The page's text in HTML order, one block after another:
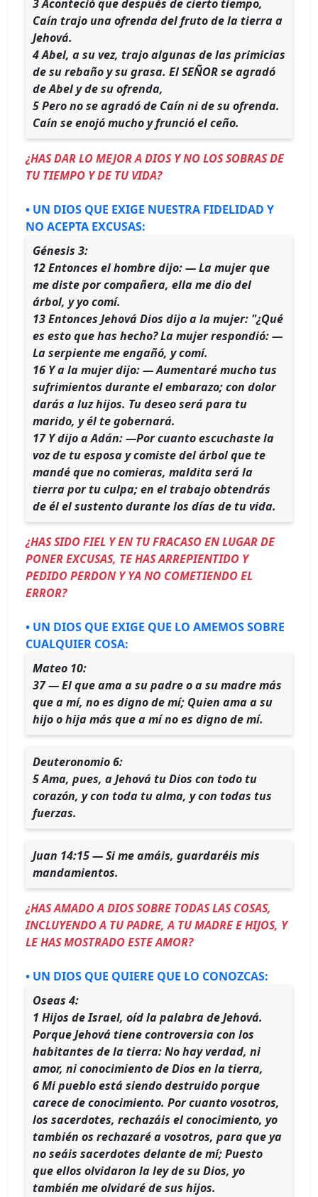
3 Aconteció que después de cierto tiempo,
Caín trajo una ofrenda del fruto de la tierra a
Jehová.
4 Abel, a su vez, trajo algunas de las primicias
de su rebaño y su grasa. El SEÑOR se agradó
de Abel y de su ofrenda,
5 Pero no se agradó de Caín ni de su ofrenda.
Caín se enojó mucho y frunció el ceño.
¿HAS DAR LO MEJOR A DIOS Y NO LOS SOBRAS DE
TU TIEMPO Y DE TU VIDA?
• UN DIOS QUE EXIGE NUESTRA FIDELIDAD Y
NO ACEPTA EXCUSAS:
Génesis 3:
12 Entonces el hombre dijo: — La mujer que
me diste por compañera, ella me dio del
árbol, y yo comí.
13 Entonces Jehová Dios dijo a la mujer: "¿Qué
es esto que has hecho? La mujer respondió: —
La serpiente me engañó, y comí.
16 Y a la mujer dijo: — Aumentaré mucho tus
sufrimientos durante el embarazo; con dolor
darás a luz hijos. Tu deseo será para tu
marido, y él te gobernará.
17 Y dijo a Adán: —Por cuanto escuchaste la
voz de tu esposa y comiste del árbol que te
mandé que no comieras, maldita será la
tierra por tu culpa; en el trabajo obtendrás
de él el sustento durante los días de tu vida.
¿HAS SIDO FIEL Y EN TU FRACASO EN LUGAR DE
PONER EXCUSAS, TE HAS ARREPIENTIDO Y
PEDIDO PERDON Y YA NO COMETIENDO EL
ERROR?
• UN DIOS QUE EXIGE QUE LO AMEMOS SOBRE
CUALQUIER COSA:
Mateo 10:
37 — El que ama a su padre o a su madre más
que a mí, no es digno de mí; Quien ama a su
hijo o hija más que a mí no es digno de mí.
Deuteronomio 6:
5 Ama, pues, a Jehová tu Dios con todo tu
corazón, y con toda tu alma, y con todas tus
fuerzas.
Juan 14:15 — Si me amáis, guardaréis mis
mandamientos.
¿HAS AMADO A DIOS SOBRE TODAS LAS COSAS,
INCLUYENDO A TU PADRE, A TU MADRE E HIJOS, Y
LE HAS MOSTRADO ESTE AMOR?
• UN DIOS QUE QUIERE QUE LO CONOZCAS:
Oseas 4:
1 Hijos de Israel, oíd la palabra de Jehová.
Porque Jehová tiene controversia con los
habitantes de la tierra: ​No hay verdad, ni
amor, ni conocimiento de Dios en la tierra,
6 Mi pueblo está siendo destruido porque
carece de conocimiento. Por cuanto vosotros,
los sacerdotes, rechazáis el conocimiento, yo
también os rechazaré a vosotros, para que ya
no seáis sacerdotes delante de mí; Puesto
que ellos olvidaron la ley de su Dios, yo
también me olvidaré de sus hijos.